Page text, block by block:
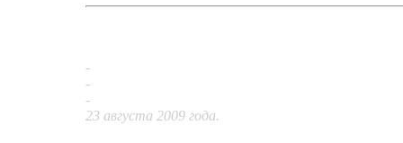
-
-
-
23 августа 2009 года.